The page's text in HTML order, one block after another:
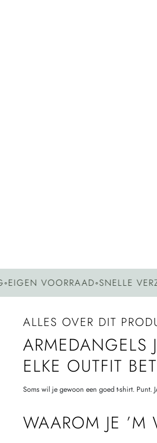
VOORRAAD◦SNELLE
ALLES OVER DIT
ELKE OUTFIT
Soms wil je gewoon een goed t-shirt. Punt.
WAAROM JE ’M